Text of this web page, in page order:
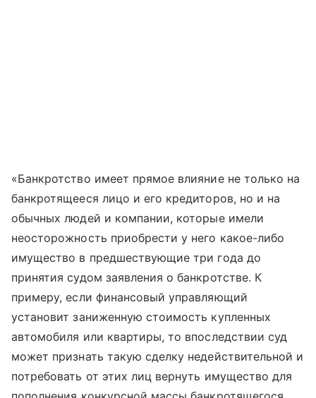
«Банкротство имеет прямое влияние не только на
банкротящееся лицо и его кредиторов, но и на
обычных людей и компании, которые имели
неосторожность приобрести у него какое-либо
имущество в предшествующие три года до
принятия судом заявления о банкротстве. К
примеру, если финансовый управляющий
установит заниженную стоимость купленных
автомобиля или квартиры, то впоследствии суд
может признать такую сделку недействительной и
потребовать от этих лиц вернуть имущество для